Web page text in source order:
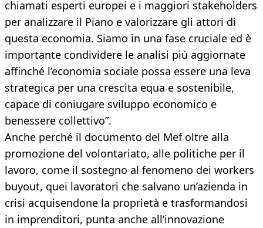
chiamati esperti europei e i maggiori stakeholders
per analizzare il Piano e valorizzare gli attori di
questa economia. Siamo in una fase cruciale ed è
importante condividere le analisi più aggiornate
affinché l’economia sociale possa essere una leva
strategica per una crescita equa e sostenibile,
capace di coniugare sviluppo economico e
benessere collettivo”.
Anche perché il documento del Mef oltre alla
promozione del volontariato, alle politiche per il
lavoro, come il sostegno al fenomeno dei workers
buyout, quei lavoratori che salvano un’azienda in
crisi acquisendone la proprietà e trasformandosi
in imprenditori, punta anche all’innovazione